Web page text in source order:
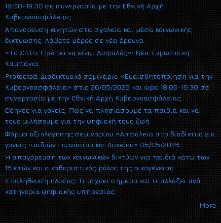
18:00-19:30 σε συνεργασία με την Εθνική Αρχή
Κυβερνοασφάλειας
Απαγόρευση κινητών στα σχολεία και μέσα κοινωνικής
δικτύωσης: Λάβετε μέρος σε νέα έρευνα
«Το Σπίτι Πρέπει να είναι Ασφαλές»: Νέα Ευρωπαϊκή
Καμπάνια
Protected: Διαδικτυακό σεμινάριο «Ευαισθητοποίηση για την
Κυβερνοασφάλεια» στις 26/05/2026 και ώρα 18:00-19:30 σε
συνεργασία με την Εθνική Αρχή Κυβερνοασφάλειας
Οδηγός για γονείς: Πώς να πλησιάσουμε τα παιδιά και να
τους μιλήσουμε για την ψηφιακή τους ζωή
Φόρμα αξιολόγησης σεμιναρίου «Ασφάλεια στο διαδίκτυο για
γονείς παιδιών Γυμνασίου και Λυκείου» 05/05/2026
Η απαγόρευση των κοινωνικών δικτύων για παιδιά κάτω των
15 ετών και ο καθοριστικός ρόλος της οικογένειας
Επαλήθευση ηλικίας: Τι ισχύει σήμερα και τι αλλάζει ανά
κατηγορία ψηφιακής υπηρεσίας
More